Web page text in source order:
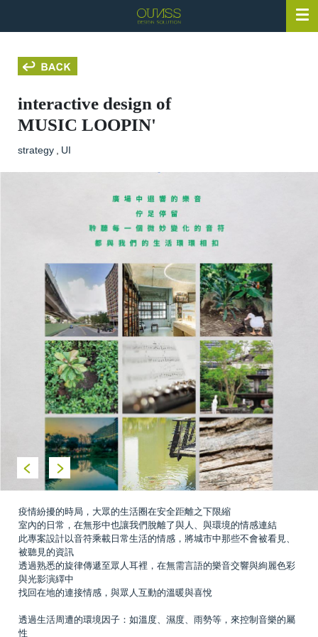
interactive design of
MUSIC LOOPIN'
strategy UI
疫情紛擾的時局，大眾的生活圈在安全距離之下限縮
室內的日常，在無形中也讓我們脫離了與人、與環境的情感連結
此專案設計以音符乘載日常生活的情感，將城市中那些不會被看見、
被聽見的資訊
透過熟悉的旋律傳遞至眾人耳裡，在無需言語的樂音交響與絢麗色彩
與光影演繹中
找回在地的連接情感，與眾人互動的溫暖與喜悅
透過生活周遭的環境因子：如溫度、濕度、雨勢等，來控制音樂的屬
性